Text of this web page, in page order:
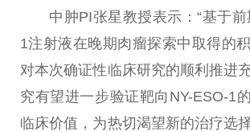
中肿PI张星教授表示：“基于
1注射液在晚期肉瘤探索中取得的
对本次确证性临床研究的顺利推进
究有望进一步验证靶向NY-ESO-1
临床价值，为热切渴望新的治疗选